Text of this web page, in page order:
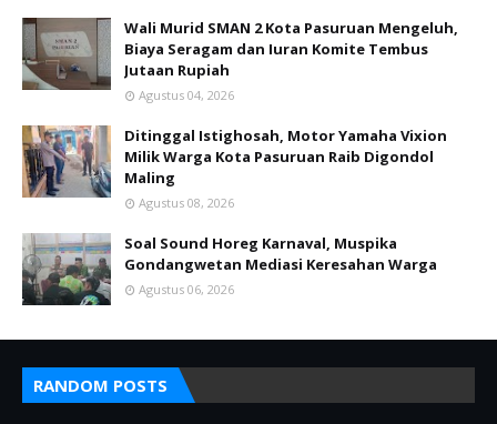
Wali Murid SMAN 2 Kota Pasuruan Mengeluh,
Biaya Seragam dan Iuran Komite Tembus
Jutaan Rupiah
Agustus 04, 2026
Ditinggal Istighosah, Motor Yamaha Vixion
Milik Warga Kota Pasuruan Raib Digondol
Maling
Agustus 08, 2026
Soal Sound Horeg Karnaval, Muspika
Gondangwetan Mediasi Keresahan Warga
Agustus 06, 2026
RANDOM POSTS